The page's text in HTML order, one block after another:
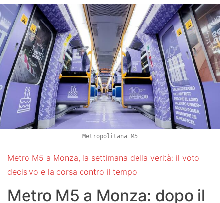
Metropolitana M5
Metro M5 a Monza, la settimana della verità: il voto
decisivo e la corsa contro il tempo
Metro M5 a Monza: dopo il